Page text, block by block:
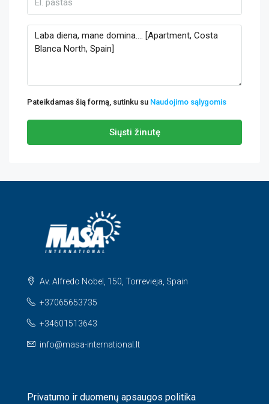
Pateikdamas šią formą, sutinku su Naudojimo sąlygomis
Siųsti žinutę
Av. Alfredo Nobel, 150, Torrevieja, Spain
+37065653735
+34601513643
info@masa-international.lt
Privatumo ir duomenų apsaugos politika